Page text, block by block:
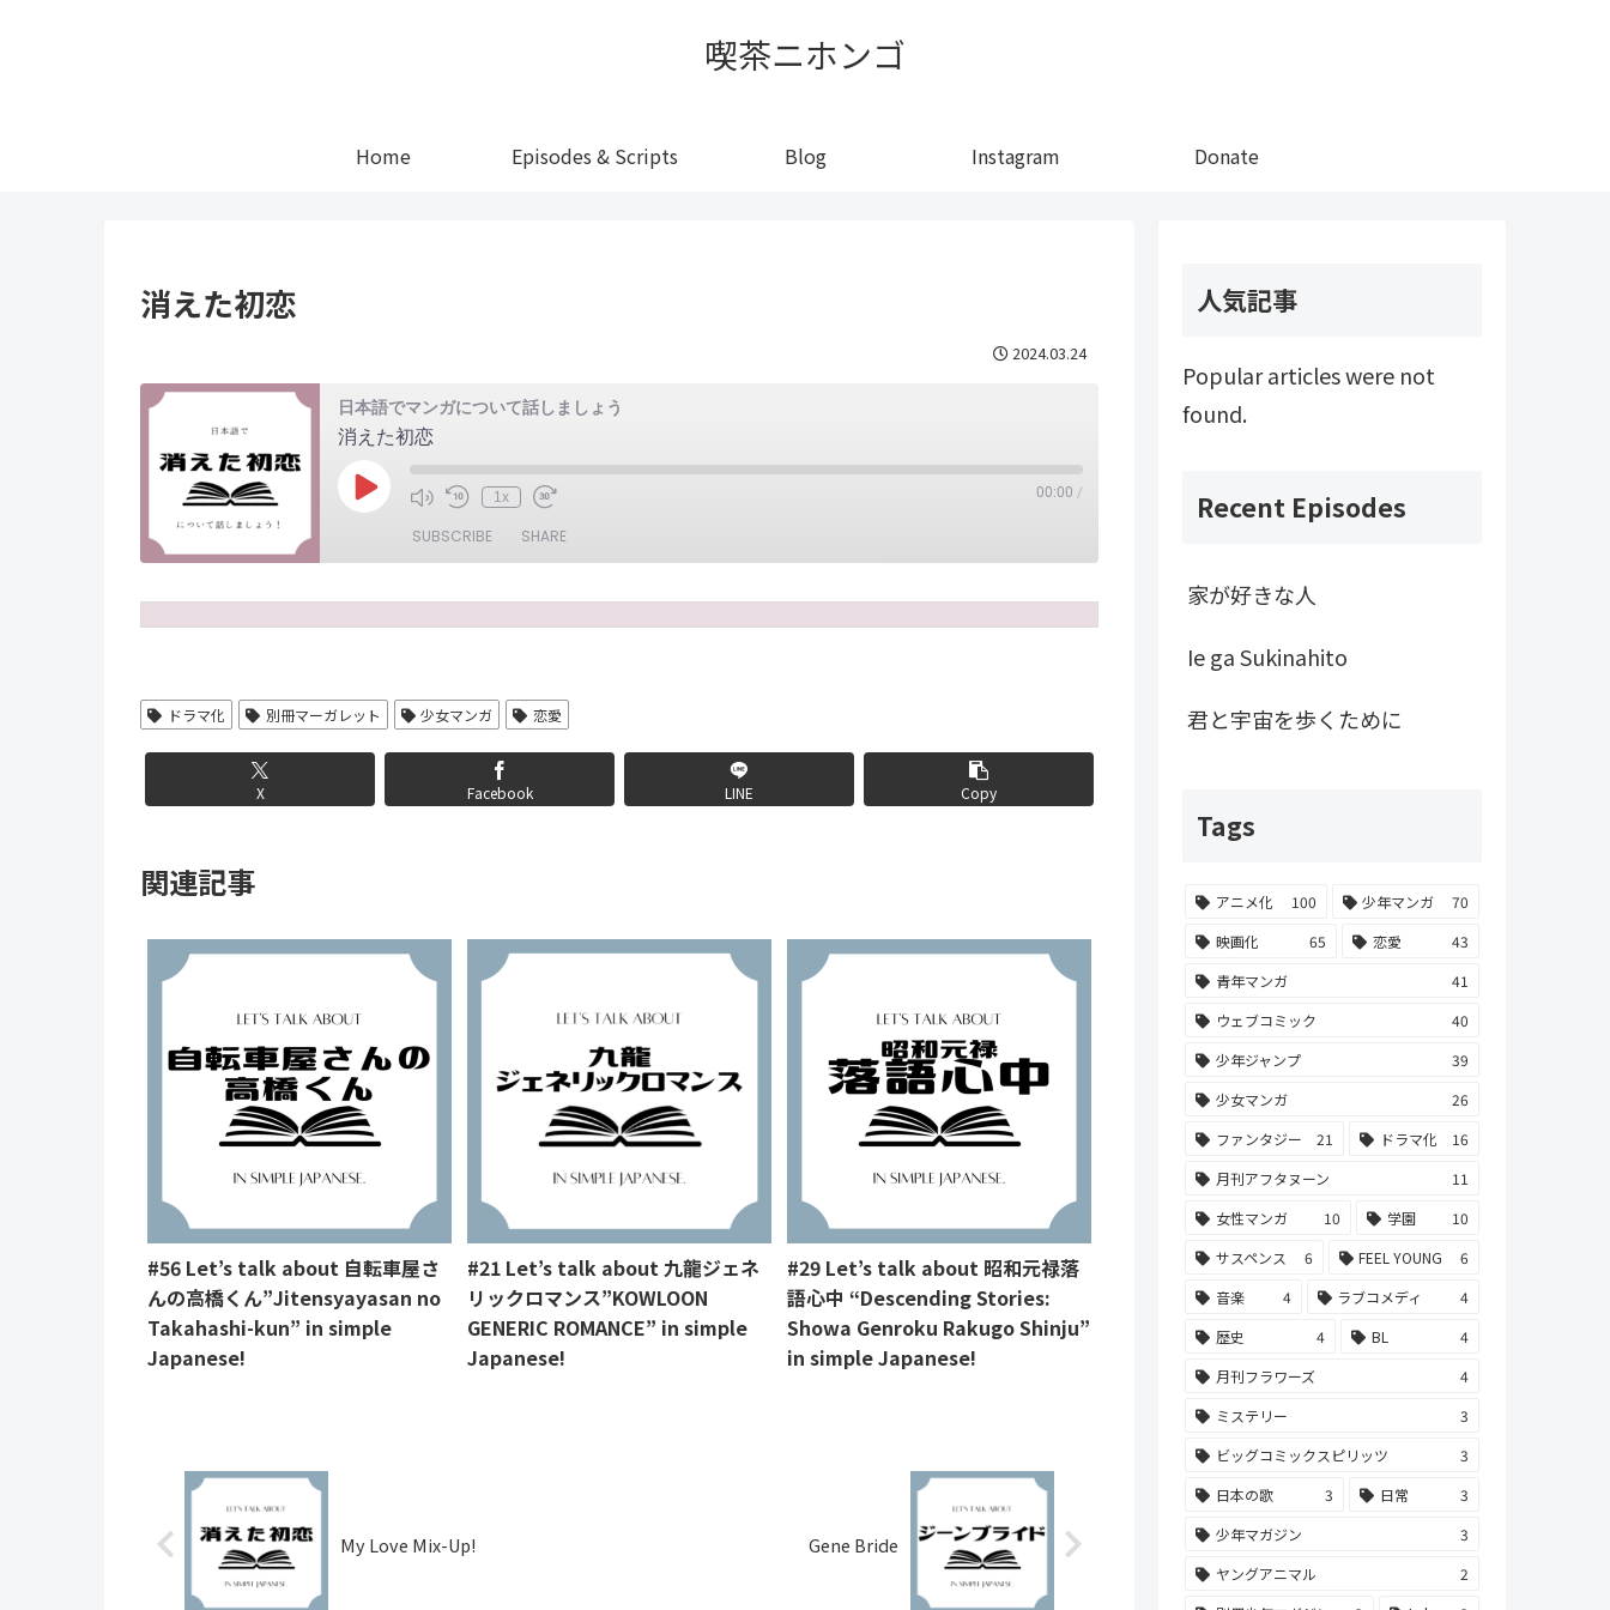
喫茶ニホンゴ
Home Episodes & Scripts Blog Instagram Donate
消えた初恋
2024.03.24
日本語でマンガについて話しましょう
消えた初恋
Play
Episode
1x 00:00 /
SUBSCRIBE SHARE
EMBED
ドラマ化 別冊マーガレット 少女マンガ 恋愛
X Facebook LINE Copy
関連記事
#56 Let’s talk about 自転車屋さ
んの高橋くん”Jitensyayasan no
Takahashi-kun” in simple
Japanese!
#21 Let’s talk about 九龍ジェネ
リックロマンス”KOWLOON
GENERIC ROMANCE” in simple
Japanese!
#29 Let’s talk about 昭和元禄落
語心中 “Descending Stories:
Showa Genroku Rakugo Shinju”
in simple Japanese!
My Love Mix-Up! Gene Bride
人気記事
Popular articles were not
found.
Recent Episodes
家が好きな人
Ie ga Sukinahito
君と宇宙を歩くために
Tags
アニメ化 100 少年マンガ
70
映画化
65 恋愛
43
青年マンガ
41
ウェブコミック
40
少年ジャンプ
39
少女マンガ
26
ファンタジー
21 ドラマ化
16
月刊アフタヌーン
11
女性マンガ
10 学園
10
サスペンス
6 FEEL YOUNG
6
音楽
4 ラブコメディ
4
歴史
4 BL
4
月刊フラワーズ
4
ミステリー
3
ビッグコミックスピリッツ
3
日本の歌
3 日常
3
少年マガジン
3
ヤングアニマル
2